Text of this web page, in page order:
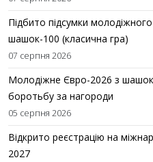
Підбито підсумки
шашок-100 (класична гра)
07 серпня 2026
Молодіжне Євро-2026 з
боротьбу за нагороди
05 серпня 2026
Відкрито реєстрацію на
2027